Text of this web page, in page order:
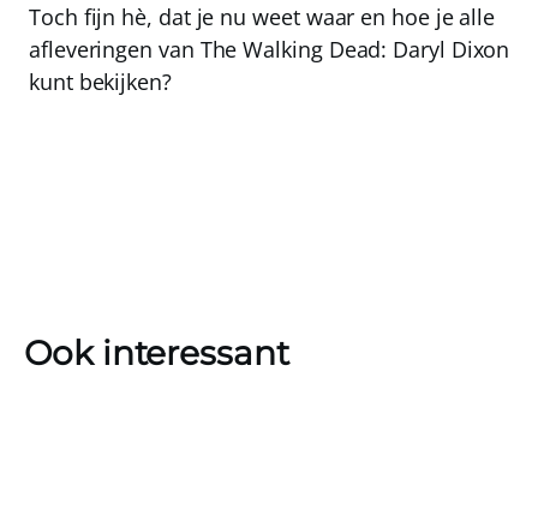
Toch fijn hè, dat je nu weet waar en hoe je alle
afleveringen van The Walking Dead: Daryl Dixon
kunt bekijken?
Ook interessant